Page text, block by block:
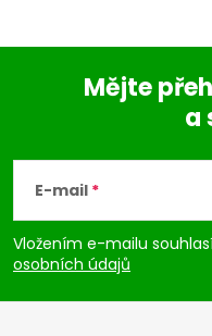
p
a
Mějte
a
E-mail
Vložením e-mailu
osobních údajů